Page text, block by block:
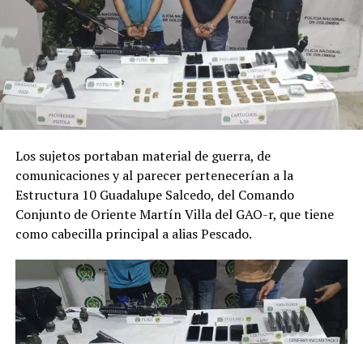
Los sujetos portaban material de guerra, de
comunicaciones y al parecer pertenecerían a la
Estructura 10 Guadalupe Salcedo, del Comando
Conjunto de Oriente Martín Villa del GAO-r, que tiene
como cabecilla principal a alias Pescado.